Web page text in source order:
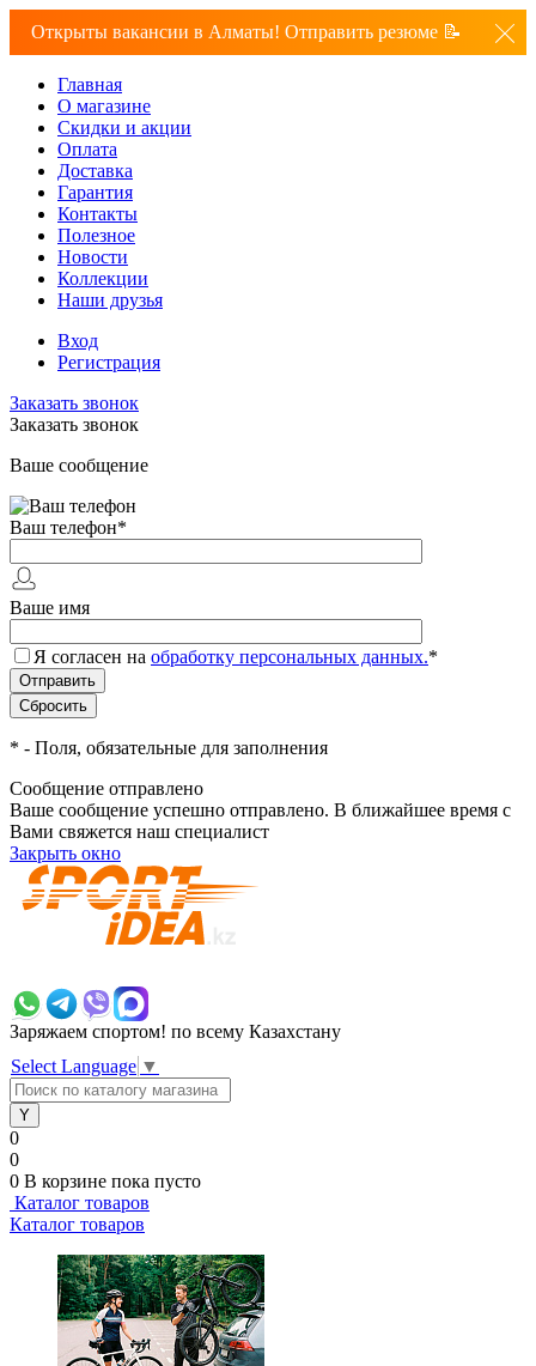
Открыты вакансии в Алматы! Отправить резюме 📝
Главная
О магазине
Скидки и акции
Оплата
Доставка
Гарантия
Контакты
Полезное
Новости
Коллекции
Наши друзья
Вход
Регистрация
Заказать звонок
Заказать звонок
Ваше сообщение
Ваш телефон*
Ваше имя
Я согласен на обработку персональных данных.*
* - Поля, обязательные для заполнения
Сообщение отправлено
Ваше сообщение успешно отправлено. В ближайшее время с
Вами свяжется наш специалист
Закрыть окно
Заряжаем спортом! по всему Казахстану
Select Language ▼
0
0
0 В корзине пока пусто
Каталог товаров
Каталог товаров